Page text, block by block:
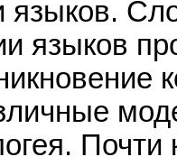
языков.
языков